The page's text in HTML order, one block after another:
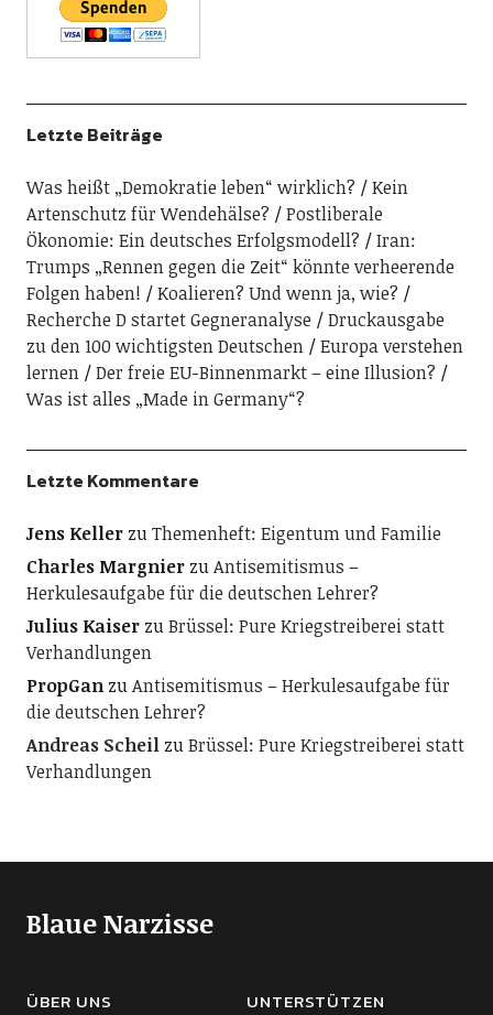
Letzte Beiträge
Was heißt „Demokratie leben“ wirklich?
Kein
Artenschutz für Wendehälse?
Postliberale
Ökonomie: Ein deutsches Erfolgsmodell?
Iran:
Trumps „Rennen gegen die Zeit“ könnte verheerende
Folgen haben!
Koalieren? Und wenn ja, wie?
Recherche D startet Gegneranalyse
Druckausgabe
zu den 100 wichtigsten Deutschen
Europa verstehen
lernen
Der freie EU-Binnenmarkt – eine Illusion?
Was ist alles „Made in Germany“?
Letzte Kommentare
Jens KellerzuThemenheft: Eigentum und Familie
Charles MargnierzuAntisemitismus –
Herkulesaufgabe für die deutschen Lehrer?
Julius KaiserzuBrüssel: Pure Kriegstreiberei statt
Verhandlungen
PropGanzuAntisemitismus – Herkulesaufgabe für
die deutschen Lehrer?
Andreas ScheilzuBrüssel: Pure Kriegstreiberei statt
Verhandlungen
Blaue Narzisse
ÜBER UNS UNTERSTÜTZEN